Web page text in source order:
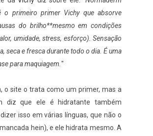
o primeiro primer Vichy que absorve
do brilho**mesmo em condições
umidade, stress, esforço). Sensação
seca e fresca durante todo o dia. É uma
para maquiagem. "
o site o trata como um primer, mas a
diz que ele é hidratante também
isso em várias línguas, que não o
hein), e ele hidrata mesmo. A